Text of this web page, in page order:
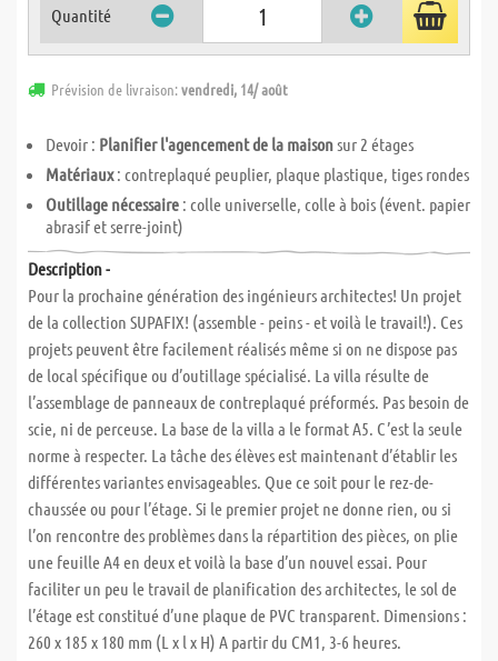
Quantité
Prévision de livraison:vendredi, 14/ août
Devoir : Planifier l'agencement de la maisonsur 2 étages
Matériaux: contreplaqué peuplier, plaque plastique, tiges rondes
Outillage nécessaire : colle universelle, colle à bois (évent. papier
abrasif et serre-joint)
Description -
Pour la prochaine génération des ingénieurs architectes! Un projet
de la collection SUPAFIX! (assemble - peins - et voilà le travail!). Ces
projets peuvent être facilement réalisés même si on ne dispose pas
de local spécifique ou d’outillage spécialisé. La villa résulte de
l’assemblage de panneaux de contreplaqué préformés. Pas besoin de
scie, ni de perceuse. La base de la villa a le format A5. C’est la seule
norme à respecter. La tâche des élèves est maintenant d’établir les
différentes variantes envisageables. Que ce soit pour le rez-de-
chaussée ou pour l’étage. Si le premier projet ne donne rien, ou si
l’on rencontre des problèmes dans la répartition des pièces, on plie
une feuille A4 en deux et voilà la base d’un nouvel essai. Pour
faciliter un peu le travail de planification des architectes, le sol de
l’étage est constitué d’une plaque de PVC transparent. Dimensions :
260 x 185 x 180 mm (L x l x H) A partir du CM1, 3-6 heures.